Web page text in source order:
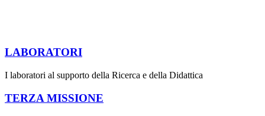
LABORATORI
I laboratori al supporto della Ricerca e della Didattica
TERZA MISSIONE